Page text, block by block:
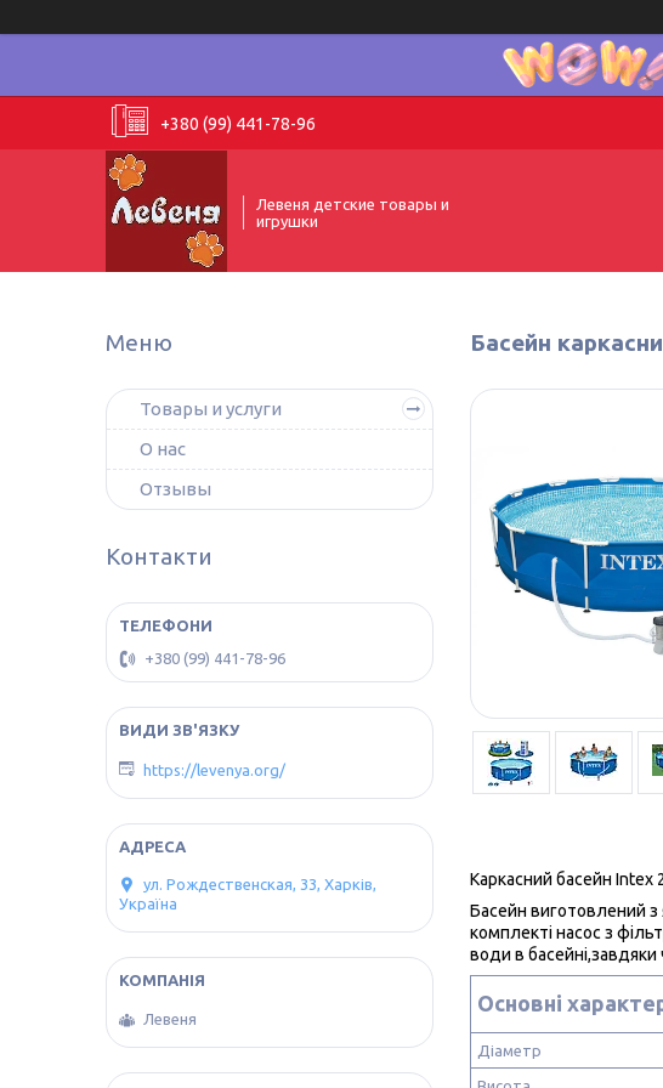
+380 (99) 441-78-96
Левеня детские товары и
игрушки
Басейн
Каркасний басейн Intex
Басейн виготовлений з
комплекті насос з
води в
Основні
Діаметр
Товары и услуги
О нас
Отзывы
Контакти
+380 (99) 441-78-96
https://levenya.org/
ул. Рождественская, 33, Харків,
Україна
Левеня